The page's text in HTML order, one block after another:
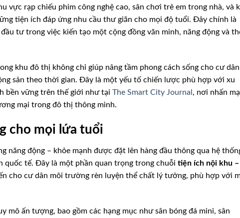
vực rạp chiếu phim công nghệ cao, sân chơi trẻ em trong nhà, và
tiện ích đáp ứng nhu cầu thư giãn cho mọi độ tuổi. Đây chính là
tư trong việc kiến tạo một cộng đồng văn minh, năng động và
khu đô thị không chỉ giúp nâng tầm phong cách sống cho cư
sản theo thời gian. Đây là một yếu tố chiến lược phù hợp với xu
bền vững trên thế giới như tại The Smart City Journal , nơi nhấn
mại trong đô thị thông minh.
cho mọi lứa tuổi
năng động – khỏe mạnh được đặt lên hàng đầu thông qua hệ
quốc tế. Đây là một phần quan trọng trong chuỗi tiện ích nội khu –
cho cư dân môi trường rèn luyện thể chất lý tưởng, phù hợp với
mô ấn tượng, bao gồm các hạng mục như sân bóng đá mini, sân